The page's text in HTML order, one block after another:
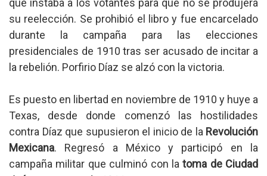
su reelección. Se prohibió el libro y fue encarcelado
durante la campaña para las elecciones
presidenciales de 1910 tras ser acusado de incitar a
la rebelión. Porfirio Díaz se alzó con la victoria.
Es puesto en libertad en noviembre de 1910 y huye a
Texas, desde donde comenzó las hostilidades
contra Díaz que supusieron el inicio de la Revolución
Mexicana. Regresó a México y participó en la
campaña militar que culminó con latoma de Ciudad